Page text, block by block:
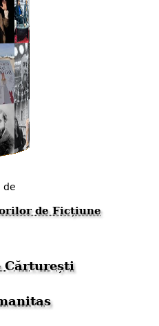
de
de Ficțiune